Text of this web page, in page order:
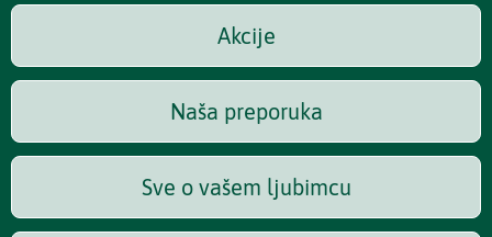
Akcije
Naša preporuka
Sve o vašem ljubimcu